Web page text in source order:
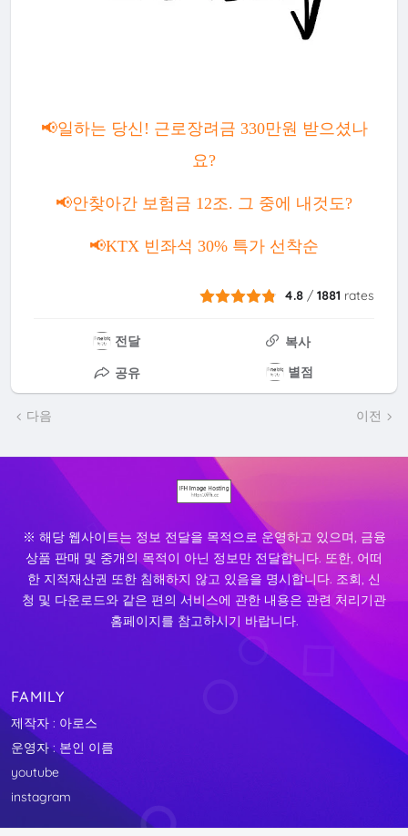
📢일하는 당신! 근로장려금 330만원 받으셨나
요?
📢안찾아간 보험금 12조. 그 중에 내것도?
📢KTX 빈좌석 30% 특가 선착순
4.8 /1881 rates
전달
복사
공유
별점
다음 이전
※ 해당 웹사이트는 정보 전달을 목적으로 운영하고 있으며, 금융
상품 판매 및 중개의 목적이 아닌 정보만 전달합니다. 또한, 어떠
한 지적재산권 또한 침해하지 않고 있음을 명시합니다. 조회, 신
청 및 다운로드와 같은 편의 서비스에 관한 내용은 관련 처리기관
홈페이지를 참고하시기 바랍니다.
FAMILY
제작자 : 아로스
운영자 : 본인 이름
youtube
instagram